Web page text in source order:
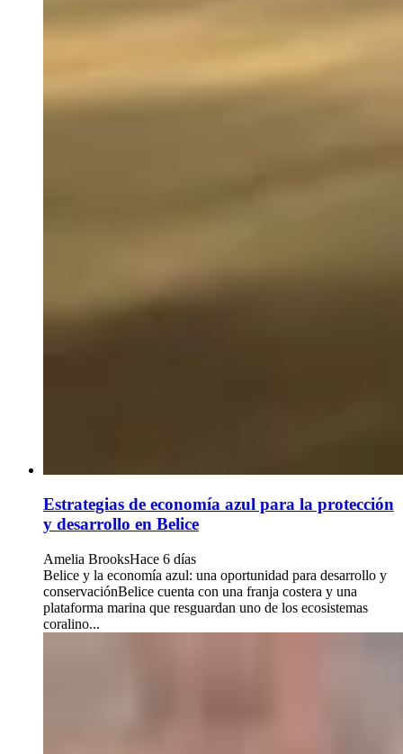
Estrategias de economía azul para la protección
y desarrollo en Belice
Amelia BrooksHace 6 días
Belice y la economía azul: una oportunidad para desarrollo y
conservaciónBelice cuenta con una franja costera y una
plataforma marina que resguardan uno de los ecosistemas
coralino...